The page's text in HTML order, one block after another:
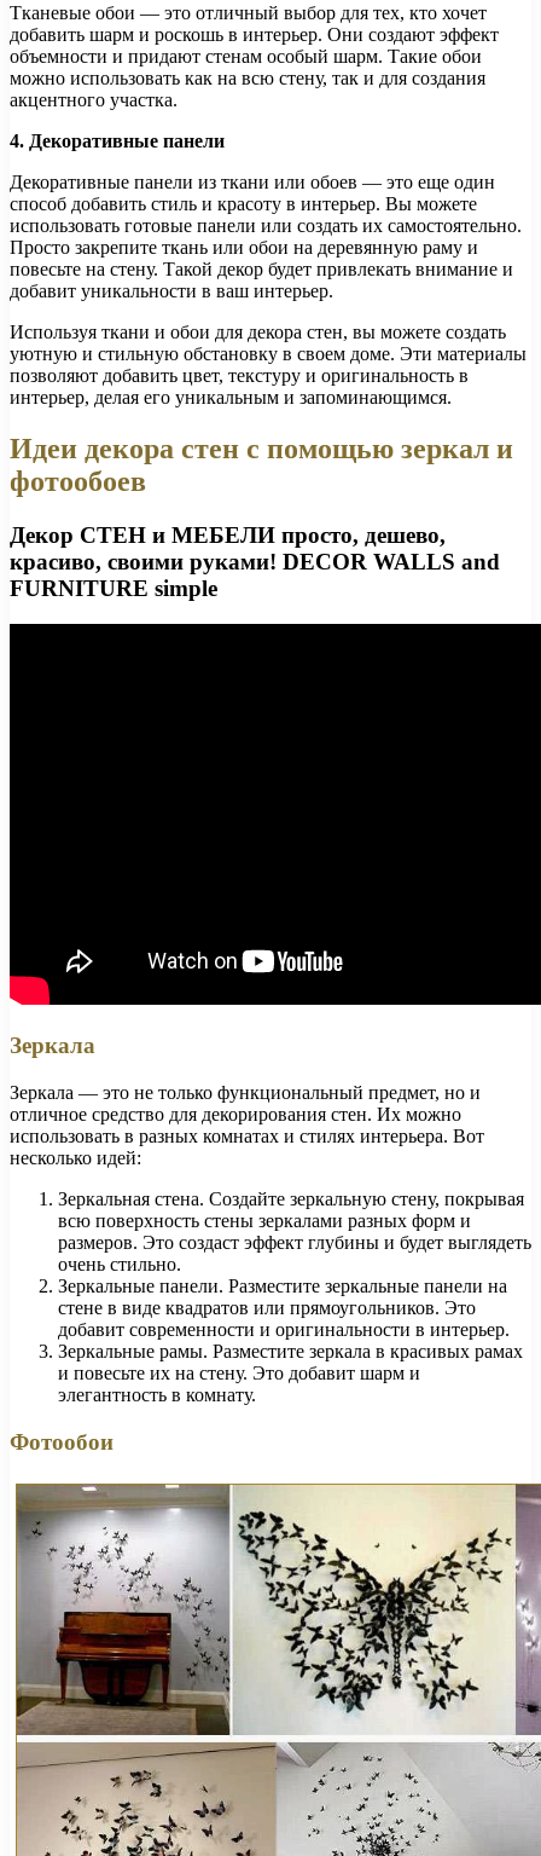
Тканевые обои — это отличный выбор для тех, кто хочет
добавить шарм и роскошь в интерьер. Они создают эффект
объемности и придают стенам особый шарм. Такие обои
можно использовать как на всю стену, так и для создания
акцентного участка.
4. Декоративные панели
Декоративные панели из ткани или обоев — это еще один
способ добавить стиль и красоту в интерьер. Вы можете
использовать готовые панели или создать их самостоятельно.
Просто закрепите ткань или обои на деревянную раму и
повесьте на стену. Такой декор будет привлекать внимание и
добавит уникальности в ваш интерьер.
Используя ткани и обои для декора стен, вы можете создать
уютную и стильную обстановку в своем доме. Эти материалы
позволяют добавить цвет, текстуру и оригинальность в
интерьер, делая его уникальным и запоминающимся.
Идеи декора стен с помощью зеркал и
фотообоев
Декор СТЕН и МЕБЕЛИ просто, дешево,
красиво, своими руками! DECOR WALLS and
FURNITURE simple
Зеркала
Зеркала — это не только функциональный предмет, но и
отличное средство для декорирования стен. Их можно
использовать в разных комнатах и стилях интерьера. Вот
несколько идей:
Зеркальная стена. Создайте зеркальную стену, покрывая
всю поверхность стены зеркалами разных форм и
размеров. Это создаст эффект глубины и будет выглядеть
очень стильно.
Зеркальные панели. Разместите зеркальные панели на
стене в виде квадратов или прямоугольников. Это
добавит современности и оригинальности в интерьер.
Зеркальные рамы. Разместите зеркала в красивых рамах
и повесьте их на стену. Это добавит шарм и
элегантность в комнату.
Фотообои